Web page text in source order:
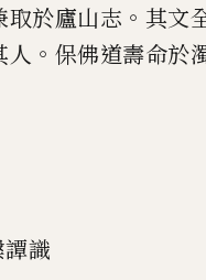
取於廬山志 。 其文
人 。 保佛道壽命於
識